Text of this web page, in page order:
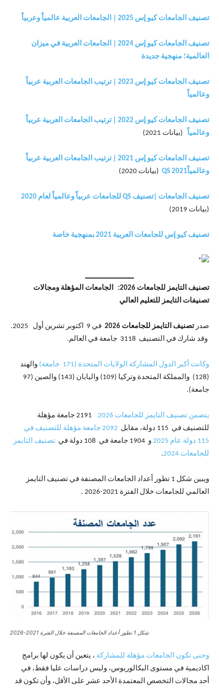
تصنيف الجامعات كيو إس 2025 | الجامعات العربية عالمياً وعربياً
تصنيف الجامعات كيو إس 2024 | الجامعات العربية في ميزان
العالمية؛ منهجية جديدة
تصنيف الجامعات كيو إس 2023 | ترتيب الجامعات العربية عربياً
وعالمياً
تصنيف الجامعات كيو إس 2022 | ترتيب الجامعات العربية عربياً
وعالمياً
(بيانات 2021)
تصنيف الجامعات كيو إس 2021 | ترتيب الجامعات العربية عربياً
وعالمياًQS 2021
(بيانات 2020)
تصنيف الجامعات |تصنيف QS للجامعات عربياً وعالمياً لعام 2020
(بيانات 2019)
تصنيف كيو إس للجامعات العربية 2021 بمنهجية خاصة
تصنيف التايمز للجامعات 2026: الجامعات المؤهلة ومجالات
تصنيفات التايمز للتعليم العالي
صدرتصنيف التايمز للجامعات 2026
في 9 اكتوبر تشرين أول 2025.
وقد شارك في التصنيف 3118 جامعة في العالم.
وكانت أكبر الدول المشاركة الولايات المتحدة (171 جامعة)
والهند
(128) والمملكة المتحدة وتركيا (109) واليابان (143) والصين (97
جامعة).
يتضمن تصنيف التايمز للجامعات 2026
2191 جامعة مؤهلة
للتصنيف في 115 دولة، مقابل
2092 جامعة مؤهلة للتصنيف في
115 دولة عام 2025
و 1904 جامعة في 108 دولة في
تصنيف التايمز
للجامعات 2024
.
ويبين شكل 1 تطور أعداد الجامعات المصنفة في تصنيف التايمز
العالمي للجامعات خلال الفترة 2021-2026 .
شكل 1 تطور أعداد الجامعات المصنفة خلال الفترة 2021-2026
وحتى تكون الجامعات مؤهلة للمشاركة ، يتعين أن يكون لها برامج
اكاديمية في مستوى البكالوريوس، وليس دراسات عليا فقط، في
أحد مجالات التخصص المعتمدة الأحد عشر على الأقل، وأن تكون قد